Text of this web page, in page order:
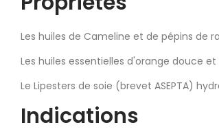
Les huiles de Cameline et de pépins de
Les huiles essentielles d'orange douce
Le Lipesters de soie (brevet ASEPTA)
Indications